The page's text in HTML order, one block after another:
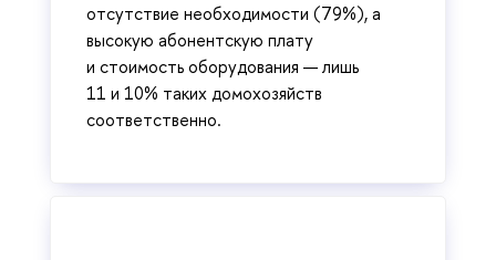
отсутствие необходимости (79%), а
высокую абонентскую плату
и стоимость оборудования — лишь
11 и 10% таких домохозяйств
соответственно.